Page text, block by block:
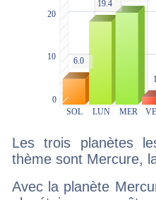
Les trois planètes
thème sont Mercure,
Avec la planète